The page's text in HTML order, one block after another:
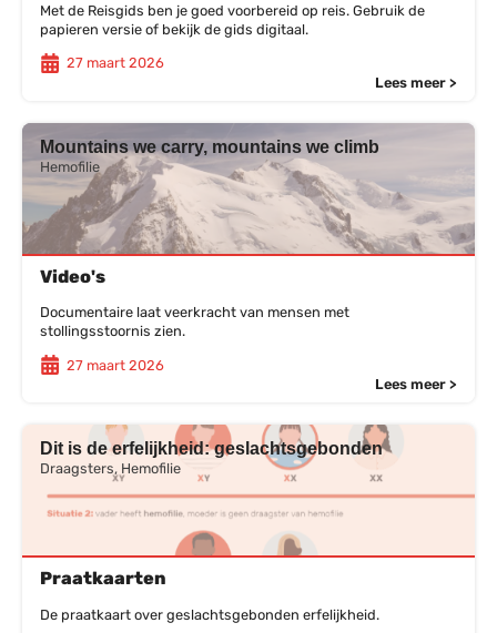
Met de Reisgids ben je goed voorbereid op reis. Gebruik de
papieren versie of bekijk de gids digitaal.
27 maart 2026
Lees meer >
Mountains we carry, mountains we climb
Hemofilie
Video's
Documentaire laat veerkracht van mensen met
stollingsstoornis zien.
27 maart 2026
Lees meer >
Dit is de erfelijkheid: geslachtsgebonden
Draagsters, Hemofilie
Praatkaarten
De praatkaart over geslachtsgebonden erfelijkheid.